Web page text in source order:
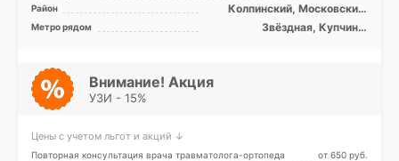
Район
Колпинский, Московский,
Пушкинский, Лен. область
Метро рядом
Звёздная, Купчино,
Внимание! Акция
УЗИ - 15%
Цены с учетом льгот и акций ↓
Повторная консультация врача травматолога-ортопеда
от 650 pуб.